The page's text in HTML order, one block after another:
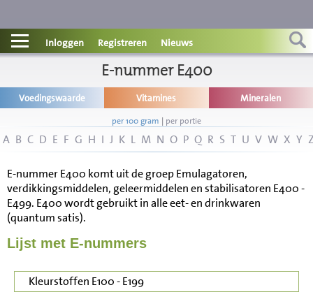
Contact
Disclaimer
Inloggen Registreren Nieuws
E-nummer E400
Voedingswaarde Vitamines Mineralen
per 100 gram | per portie
A B C D E F G H I J K L M N O P Q R S T U V W X Y
E-nummer E400 komt uit de groep Emulagatoren,
verdikkingsmiddelen, geleermiddelen en stabilisatoren E400 -
E499. E400 wordt gebruikt in alle eet- en drinkwaren
(quantum satis).
Lijst met E-nummers
Kleurstoffen E100 - E199